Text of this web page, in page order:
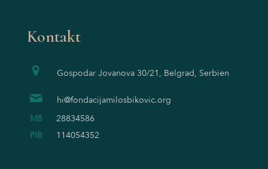
Kontakt
Gospodar Jovanova 30/21, Belgrad, Serbien
hi@fondacijamilosbikovic.org
MB
28834586
PIB
114054352